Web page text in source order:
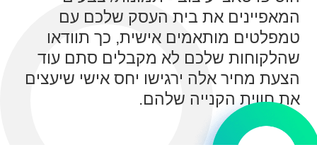
המאפיינים את בית העסק שלכם עם
טמפלטים מותאמים אישית, כך תוודאו
שהלקוחות שלכם לא מקבלים סתם עוד
הצעת מחיר אלה ירגישו יחס אישי שיעצים
את חווית הקנייה שלהם.